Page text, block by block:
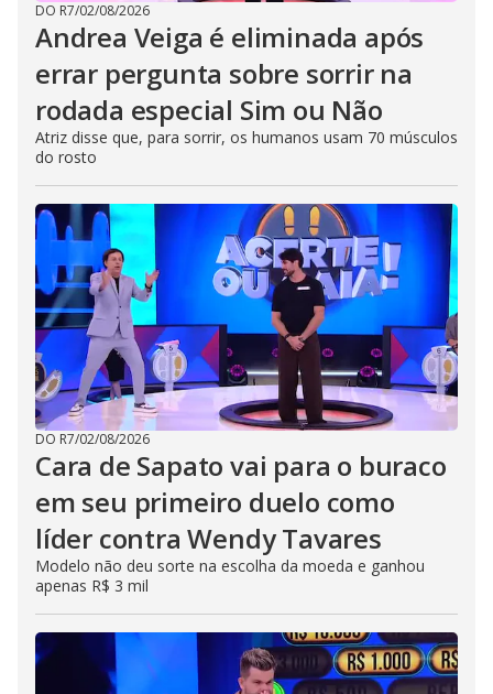
DO R7/02/08/2026
Andrea Veiga é eliminada após
errar pergunta sobre sorrir na
rodada especial Sim ou Não
Atriz disse que, para sorrir, os humanos usam 70 músculos
do rosto
DO R7/02/08/2026
Cara de Sapato vai para o buraco
em seu primeiro duelo como
líder contra Wendy Tavares
Modelo não deu sorte na escolha da moeda e ganhou
apenas R$ 3 mil